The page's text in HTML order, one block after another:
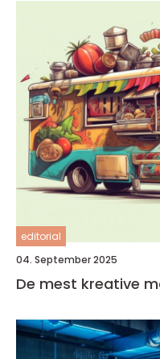
editorial
04. September 2025
De mest kreative